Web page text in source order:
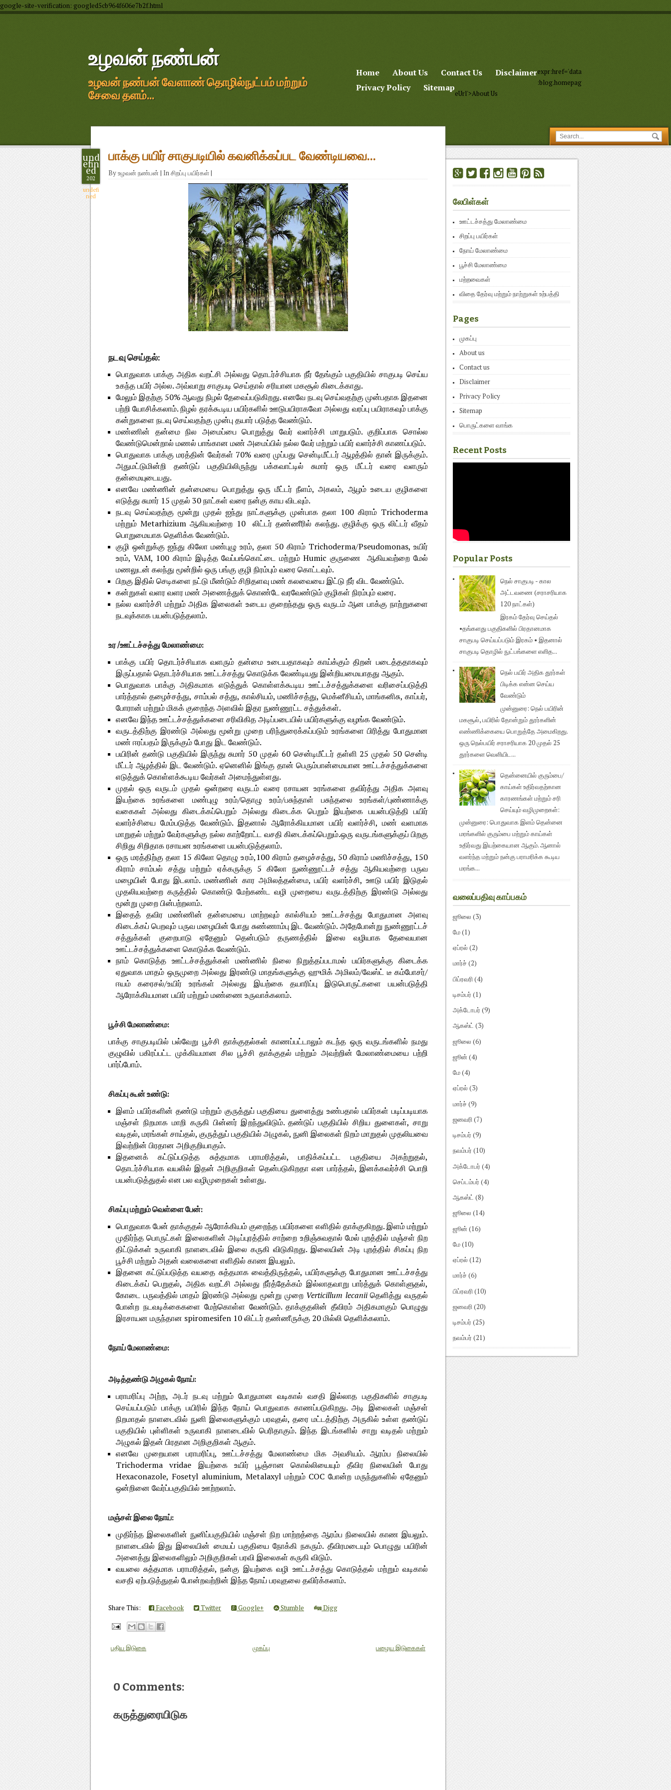
google-site-verification: googled5cb964f606e7b2f.html
உழவன் நண்பன்
உழவன் நண்பன் வேளாண் தொழில்நுட்பம் மற்றும்
சேவை தளம்...
Home About Us Contact Us
Disclaimer
Privacy Policy
Sitemap
expr:href='data
:blog.homepag
eUrl'>About Us
பாக்கு பயிர் சாகுபடியில் கவனிக்கப்பட வேண்டியவை...
Byஉழவன் நண்பன் | Inசிறப்பு பயிர்கள்|
நடவு செய்தல்:
பொதுவாக பாக்கு அதிக வறட்சி அல்லது தொடர்ச்சியாக நீர் தேங்கும் பகுதியில் சாகுபடி செய்ய
உகந்த பயிர் அல்ல. அவ்வாறு சாகுபடி செய்தால் சரியான மகசூல் கிடைக்காது.
மேலும் இதற்கு 50% ஆவது நிழல் தேவைப்படுகிறது. எனவே நடவு செய்வதற்கு முன்பதாக இதனை
பற்றி யோசிக்கலாம். நிழல் தரக்கூடிய பயிர்களில் ஊடுபயிராகவோ அல்லது வரப்பு பயிராகவும் பாக்கு
கன்றுகளை நடவு செய்வதற்கு முன்பு தயார் படுத்த வேண்டும்.
மண்ணின் தன்மை நில அமைப்பை பொறுத்து வேர் வளர்ச்சி மாறுபடும். குறிப்பாக சொல்ல
வேண்டுமென்றால் மணல் பாங்கான மண் அமைப்பில் நல்ல வேர் மற்றும் பயிர் வளர்ச்சி காணப்படும்.
பொதுவாக பாக்கு மரத்தின் வேர்கள் 70% வரை முப்பது சென்டிமீட்டர் ஆழத்தில் தான் இருக்கும்.
அதுமட்டுமின்றி தண்டுப் பகுதியிலிருந்து பக்கவாட்டில் சுமார் ஒரு மீட்டர் வரை வளரும்
தன்மையுடையது.
எனவே மண்ணின் தன்மையை பொறுத்து ஒரு மீட்டர் நீளம், அகலம், ஆழம் உடைய குழிகளை
எடுத்து சுமார் 15 முதல் 30 நாட்கள் வரை நன்கு காய விடவும்.
நடவு செய்வதற்கு மூன்று முதல் ஐந்து நாட்களுக்கு முன்பாக தலா 100 கிராம் Trichoderma
மற்றும் Metarhizium ஆகியவற்றை 10 லிட்டர் தண்ணீரில் கலந்து. குழிக்கு ஒரு லிட்டர் வீதம்
பொறுமையாக தெளிக்க வேண்டும்.
குழி ஒன்றுக்கு ஐந்து கிலோ மண்புழு உரம், தலா 50 கிராம் Trichoderma/Pseudomonas, உயிர்
உரம், VAM, 100 கிராம் இடித்த வேப்பங்கொட்டை மற்றும் Humic குருணை ஆகியவற்றை மேல்
மணலுடன் கலந்து மூன்றில் ஒரு பங்கு குழி நிரம்பும் வரை கொட்டவும்.
பிறகு இதில் செடிகளை நட்டு மீண்டும் சிறிதளவு மண் கலவையை இட்டு நீர் விட வேண்டும்.
கன்றுகள் வளர வளர மண் அணைத்துக் கொண்டே வரவேண்டும் குழிகள் நிரம்பும் வரை.
நல்ல வளர்ச்சி மற்றும் அதிக இலைகள் உடைய குறைந்தது ஒரு வருடம் ஆன பாக்கு நாற்றுகளை
நடவுக்காக பயன்படுத்தலாம்.
உர /ஊட்டச்சத்து மேலாண்மை:
பாக்கு பயிர் தொடர்ச்சியாக வளரும் தன்மை உடையதாகவும் காய்க்கும் திறன் படைத்ததாகவும்
இருப்பதால் தொடர்ச்சியாக ஊட்டச்சத்து கொடுக்க வேண்டியது இன்றியமையாதது ஆகும்.
பொதுவாக பாக்கு அதிகமாக எடுத்துக் கொள்ளக்கூடிய ஊட்டச்சத்துக்களை வரிசைப்படுத்தி
பார்த்தால் தழைச்சத்து, சாம்பல் சத்து, கால்சியம், மணிச்சத்து, மெக்னீசியம், மாங்கனிசு, காப்பர்,
போரான் மற்றும் மிகக் குறைந்த அளவில் இதர நுண்ணூட்ட சத்துக்கள்.
எனவே இந்த ஊட்டச்சத்துக்களை சரிவிகித அடிப்படையில் பயிர்களுக்கு வழங்க வேண்டும்.
வருடத்திற்கு இரண்டு அல்லது மூன்று முறை பரிந்துரைக்கப்படும் உரங்களை பிரித்து போதுமான
மண் ஈரப்பதம் இருக்கும் போது இட வேண்டும்.
பயிரின் தண்டு பகுதியில் இருந்து சுமார் 50 முதல் 60 சென்டிமீட்டர் தள்ளி 25 முதல் 50 சென்டி
மீட்டர் ஆழத்தில் இட வேண்டும். ஏனெனில் இங்கு தான் பெரும்பான்மையான ஊட்டச்சத்துக்களை
எடுத்துக் கொள்ளக்கூடிய வேர்கள் அமைந்துள்ளது.
முதல் ஒரு வருடம் முதல் ஒன்றரை வருடம் வரை ரசாயன உரங்களை தவிர்த்து அதிக அளவு
இயற்கை உரங்களை மண்புழு உரம்/தொழு உரம்/பசுந்தாள் பசுந்தலை உரங்கள்/புண்ணாக்கு
வகைகள் அல்லது கிடைக்கப்பெறும் அல்லது கிடைக்க பெறும் இயற்கை பயன்படுத்தி பயிர்
வளர்ச்சியை மேம்படுத்த வேண்டும். இதனால் ஆரோக்கியமான பயிர் வளர்ச்சி, மண் வளமாக
மாறுதல் மற்றும் வேர்களுக்கு நல்ல காற்றோட்ட வசதி கிடைக்கப்பெறும்.ஒரு வருடங்களுக்குப் பிறகு
சிறிது சிறிதாக ரசாயன உரங்களை பயன்படுத்தலாம்.
ஒரு மரத்திற்கு தலா 15 கிலோ தொழு உரம்,100 கிராம் தழைச்சத்து, 50 கிராம் மணிச்சத்து, 150
கிராம் சாம்பல் சத்து மற்றும் ஏக்கருக்கு 5 கிலோ நுண்ணூட்டச் சத்து ஆகியவற்றை பருவ
மழையின் போது இடலாம். மண்ணின் கார அமிலத்தன்மை, பயிர் வளர்ச்சி, ஊடு பயிர் இடுதல்
முதலியவற்றை கருத்தில் கொண்டு மேற்கண்ட வழி முறையை வருடத்திற்கு இரண்டு அல்லது
மூன்று முறை பின்பற்றலாம்.
இதைத் தவிர மண்ணின் தன்மையை மாற்றவும் கால்சியம் ஊட்டச்சத்து போதுமான அளவு
கிடைக்கப் பெறவும் பருவ மழையின் போது சுண்ணாம்பு இட வேண்டும். அதேபோன்று நுண்ணூட்டச்
சத்துக்கள் குறைபாடு ஏதேனும் தென்படும் தருணத்தில் இலை வழியாக தேவையான
ஊட்டச்சத்துக்களை கொடுக்க வேண்டும்.
நாம் கொடுத்த ஊட்டச்சத்துக்கள் மண்ணில் நிலை நிறுத்தப்படாமல் பயிர்களுக்கு கிடைக்க
ஏதுவாக மாதம் ஒருமுறை அல்லது இரண்டு மாதங்களுக்கு ஹுமிக் அமிலம்/வேஸ்ட் டீ கம்போசர்/
ஈயம் கரைசல்/உயிர் உரங்கள் அல்லது இயற்கை தயாரிப்பு இடுபொருட்களை பயன்படுத்தி
ஆரோக்கியமான பயிர் மற்றும் மண்ணை உருவாக்கலாம்.
பூச்சி மேலாண்மை:
பாக்கு சாகுபடியில் பல்வேறு பூச்சி தாக்குதல்கள் காணப்பட்டாலும் கடந்த ஒரு வருடங்களில் நமது
குழுவில் பகிரப்பட்ட முக்கியமான சில பூச்சி தாக்குதல் மற்றும் அவற்றின் மேலாண்மையை பற்றி
பார்ப்போம்.
சிகப்பு கூன் உண்டு:
இளம் பயிர்களின் தண்டு மற்றும் குருத்துப் பகுதியை துளைத்து உண்பதால் பயிர்கள் படிப்படியாக
மஞ்சள் நிறமாக மாறி கருகி பின்னர் இறந்துவிடும். தண்டுப் பகுதியில் சிறிய துளைகள், சாறு
வடிதல், மரங்கள் சாய்தல், குருத்துப் பகுதியில் அழுகல், நுனி இலைகள் நிறம் மாறுதல் முதலியவை
இவற்றின் பிரதான அறிகுறியாகும்.
இதனைக் கட்டுப்படுத்த சுத்தமாக பராமரித்தல், பாதிக்கப்பட்ட பகுதியை அகற்றுதல்,
தொடர்ச்சியாக வயலில் இதன் அறிகுறிகள் தென்படுகிறதா என பார்த்தல், இனக்கவர்ச்சி பொறி
பயன்படுத்துதல் என பல வழிமுறைகள் உள்ளது.
சிகப்பு மற்றும் வெள்ளை பேன்:
பொதுவாக பேன் தாக்குதல் ஆரோக்கியம் குறைந்த பயிர்களை எளிதில் தாக்குகிறது. இளம் மற்றும்
முதிர்ந்த பொருட்கள் இலைகளின் அடிப்புரத்தில் சாற்றை உறிஞ்சுவதால் மேல் புறத்தில் மஞ்சள் நிற
திட்டுக்கள் உருவாகி நாளடைவில் இலை கருகி விடுகிறது. இலையின் அடி புறத்தில் சிகப்பு நிற
பூச்சி மற்றும் அதன் வலைகளை எளிதில் காண இயலும்.
இதனை கட்டுப்படுத்த வயதை சுத்தமாக வைத்திருத்தல், பயிர்களுக்கு போதுமான ஊட்டச்சத்து
கிடைக்கப் பெறுதல், அதிக வறட்சி அல்லது நீர்த்தேக்கம் இல்லாதவாறு பார்த்துக் கொள்ளுதல்,
கோடை பருவத்தில் மாதம் இரண்டு அல்லது மூன்று முறை Verticillum lecaniiதெளித்து வருதல்
போன்ற நடவடிக்கைகளை மேற்கொள்ள வேண்டும். தாக்குதலின் தீவிரம் அதிகமாகும் பொழுது
இரசாயன மருந்தான spiromesifen 10 லிட்டர் தண்ணீருக்கு 20 மில்லி தெளிக்கலாம்.
நோய் மேலாண்மை:
அடித்தண்டு அழுகல் நோய்:
பராமரிப்பு அற்ற, அடர் நடவு மற்றும் போதுமான வடிகால் வசதி இல்லாத பகுதிகளில் சாகுபடி
செய்யப்படும் பாக்கு பயிரில் இந்த நோய் பொதுவாக காணப்படுகிறது. அடி இலைகள் மஞ்சள்
நிறமாதல் நாளடைவில் நுனி இலைகளுக்கும் பரவுதல், தரை மட்டத்திற்கு அருகில் உள்ள தண்டுப்
பகுதியில் புள்ளிகள் உருவாகி நாளடைவில் பெரிதாகும். இந்த இடங்களில் சாறு வடிதல் மற்றும்
அழுகல் இதன் பிரதான அறிகுறிகள் ஆகும்.
எனவே முறையான பராமரிப்பு, ஊட்டச்சத்து மேலாண்மை மிக அவசியம். ஆரம்ப நிலையில்
Trichoderma vridae இயற்கை உயிர் பூஞ்சான கொல்லியையும் தீவிர நிலையின் போது
Hexaconazole, Fosetyl aluminium, Metalaxyl மற்றும் COC போன்ற மருந்துகளில் ஏதேனும்
ஒன்றினை வேர்ப்பகுதியில் ஊற்றலாம்.
மஞ்சள் இலை நோய்:
முதிர்ந்த இலைகளின் நுனிப்பகுதியில் மஞ்சள் நிற மாற்றத்தை ஆரம்ப நிலையில் காண இயலும்.
நாளடைவில் இது இலையின் மையப் பகுதியை நோக்கி நகரும். தீவிரமடையும் பொழுது பயிரின்
அனைத்து இலைகளிலும் அறிகுறிகள் பரவி இலைகள் கருகி விடும்.
வயலை சுத்தமாக பராமரித்தல், நன்கு இயற்கை வழி ஊட்டச்சத்து கொடுத்தல் மற்றும் வடிகால்
வசதி ஏற்படுத்துதல் போன்றவற்றின் இந்த நோய் பரவுதலை தவிர்க்கலாம்.
und
efin
ed
202
undefi
ned
Share This: Facebook Twitter Google+ Stumble Digg
புதிய இடுகை பழைய இடுகைகள்
முகப்பு
0 Comments:
கருத்துரையிடுக
லேபிள்கள்
ஊட்டச்சத்து மேலாண்மை
சிறப்பு பயிர்கள்
நோய் மேலாண்மை
பூச்சி மேலாண்மை
மற்றவைகள்
விதை தேர்வு மற்றும் நாற்றுகள் உற்பத்தி
Pages
முகப்பு
About us
Contact us
Disclaimer
Privacy Policy
Sitemap
பொருட்களை வாங்க
Recent Posts
Popular Posts
நெல் சாகுபடி - கால
அட்டவணை (சராசரியாக
120 நாட்கள்)
இரகம் தேர்வு செய்தல்
•தங்களது பகுதிகளில் பிரதானமாக
சாகுபடி செய்யப்படும் இரகம் • இதனால்
சாகுபடி தொழில் நுட்பங்களை எளித...
நெல் பயிர் அதிக தூர்கள்
பிடிக்க என்ன செய்ய
வேண்டும்
முன்னுரை: நெல் பயிரின்
மகசூல், பயிரில் தோன்றும் தூர்களின்
எண்ணிக்கையை பொறுத்தே அமைகிறது.
ஒரு நெல்பயிர் சராசரியாக 20 முதல் 25
தூர்களை வெளியிட...
தென்னையில் குரும்பை/
காய்கள் உதிர்வதற்கான
காரணங்கள் மற்றும் சரி
செய்யும் வழிமுறைகள்:
முன்னுரை: பொதுவாக இளம் தென்னை
மரங்களில் குரும்பை மற்றும் காய்கள்
உதிர்வது இயற்கையான ஆகும். ஆனால்
வளர்ந்த மற்றும் நன்கு பராமரிக்க கூடிய
மரங்க...
வலைப்பதிவு காப்பகம்
ஜூலை (3)
மே(1)
ஏப்ரல் (2)
மார்ச்(2)
பிப்ரவரி (4)
டிசம்பர் (1)
அக்டோபர் (9)
ஆகஸ்ட் (3)
ஜூலை (6)
ஜூன் (4)
மே(4)
ஏப்ரல் (3)
மார்ச்(9)
ஜனவரி(7)
டிசம்பர் (9)
நவம்பர் (10)
அக்டோபர் (4)
செப்டம்பர் (4)
ஆகஸ்ட் (8)
ஜூலை (14)
ஜூன் (16)
மே(10)
ஏப்ரல் (12)
மார்ச்(6)
பிப்ரவரி (10)
ஜனவரி(20)
டிசம்பர் (25)
நவம்பர் (21)